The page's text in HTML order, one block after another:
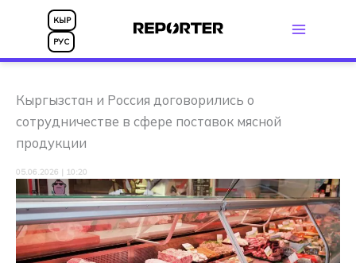
Перейти
содержимому
КЫР
РУС
Кыргызстан и Россия договорились о
сотрудничестве в сфере поставок мясной
продукции
05.06.2026 | 10:20